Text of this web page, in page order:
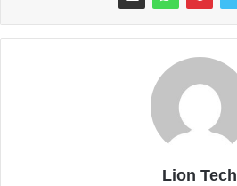
Lion Tech